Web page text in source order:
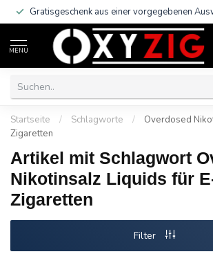
Gratisgeschenk aus einer vorgegebenen
MENU
Startseite / Schlagworte /
Overdosed
Zigaretten
Artikel mit Schlagwort
Nikotinsalz Liquids für
Zigaretten
Filter